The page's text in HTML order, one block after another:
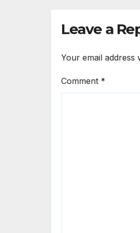
Leave a
Your email address
Comment *